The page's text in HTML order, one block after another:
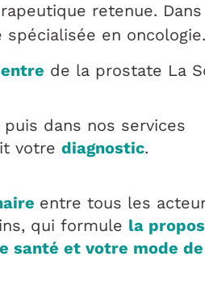
retenue.
en oncologie.
de la prostate La
dans nos services
votre diagnostic.
entre tous les
qui formule la
santé et votre mode